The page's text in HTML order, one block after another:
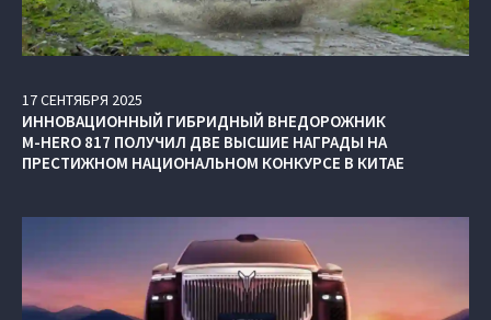
17СЕНТЯБРЯ 2025
ИННОВАЦИОННЫЙ ГИБРИДНЫЙ ВНЕДОРОЖНИК
M‑HERO 817 ПОЛУЧИЛ ДВЕ ВЫСШИЕ НАГРАДЫ НА
ПРЕСТИЖНОМ НАЦИОНАЛЬНОМ КОНКУРСЕ В КИТАЕ